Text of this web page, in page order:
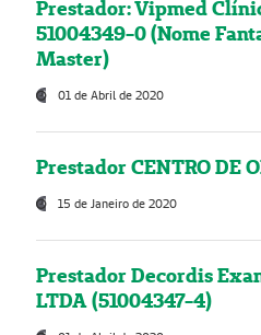
Prestador: Vipmed
51004349-0 (Nome
Master)
01 de Abril de 2020
Prestador CENTRO DE
15 de Janeiro de 2020
Prestador Decordis
LTDA (51004347-4)